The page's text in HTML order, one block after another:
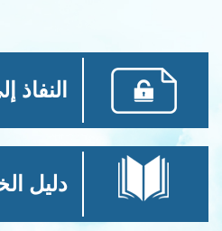
النفاذ
دليل